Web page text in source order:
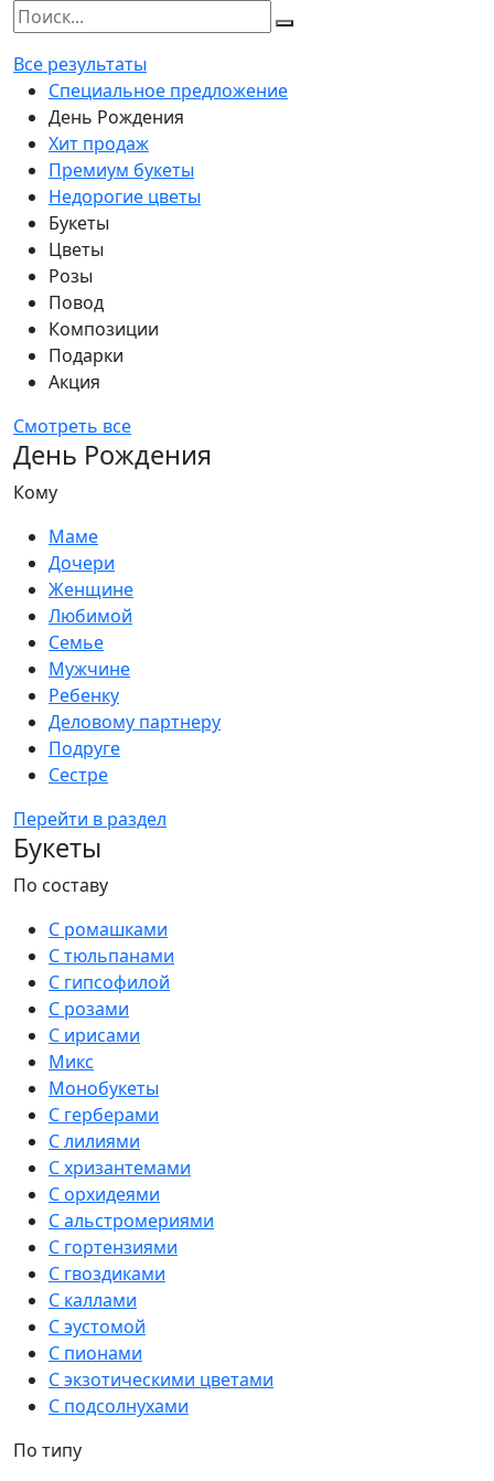
Все результаты
Специальное предложение
День Рождения
Хит продаж
Премиум букеты
Недорогие цветы
Букеты
Цветы
Розы
Повод
Композиции
Подарки
Акция
Смотреть все
День Рождения
Кому
Маме
Дочери
Женщине
Любимой
Семье
Мужчине
Ребенку
Деловому партнеру
Подруге
Сестре
Перейти в раздел
Букеты
По составу
С ромашками
С тюльпанами
С гипсофилой
С розами
С ирисами
Микс
Монобукеты
С герберами
С лилиями
С хризантемами
С орхидеями
С альстромериями
С гортензиями
С гвоздиками
С каллами
С эустомой
С пионами
С экзотическими цветами
С подсолнухами
По типу